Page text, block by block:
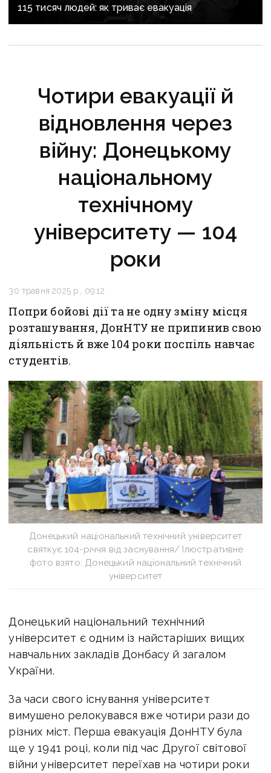
115 тисяч людей: як триває евакуація
Чотири евакуації й
відновлення через
війну: Донецькому
національному
технічному
університету — 104
роки
30 травня 2025 р., 09:12
Попри бойові дії та не одну зміну місця
розташування, ДонНТУ не припинив свою
діяльність й вже 104 роки поспіль навчає
студентів.
Донецький національний технічний університет
святкує 104-річчя від заснування/ Ілюстративне
фото взято: Донецький національний технічний
університет
Донецький національний технічний
університет є одним із найстаріших вищих
навчальних закладів Донбасу й загалом
України.
За часи свого існування університет
вимушено релокувався вже чотири рази до
різних міст. Перша евакуація ДонНТУ була
ще у 1941 році, коли під час Другої світової
війни університет переїхав на чотири роки